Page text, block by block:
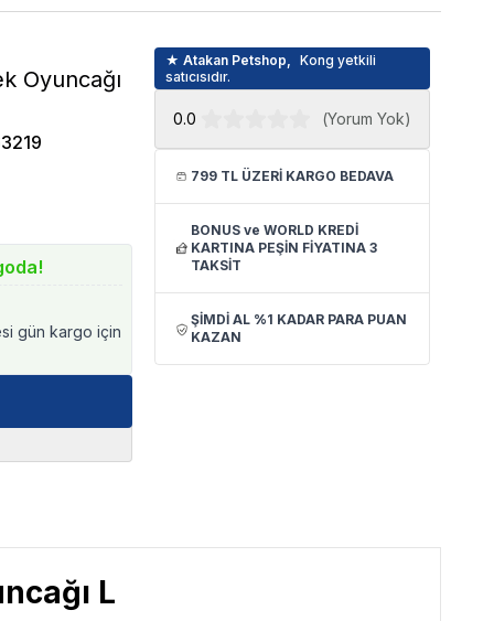
Oyuncağı
gün kargo için
★ Atakan Petshop,
Kong yetkili
satıcısıdır.
0.0 (Yorum Yok)
799 TL ÜZERİ KARGO BEDAVA
BONUS ve WORLD KREDİ
KARTINA PEŞİN FİYATINA 3
TAKSİT
ŞİMDİ AL %1 KADAR PARA PUAN
KAZAN
L